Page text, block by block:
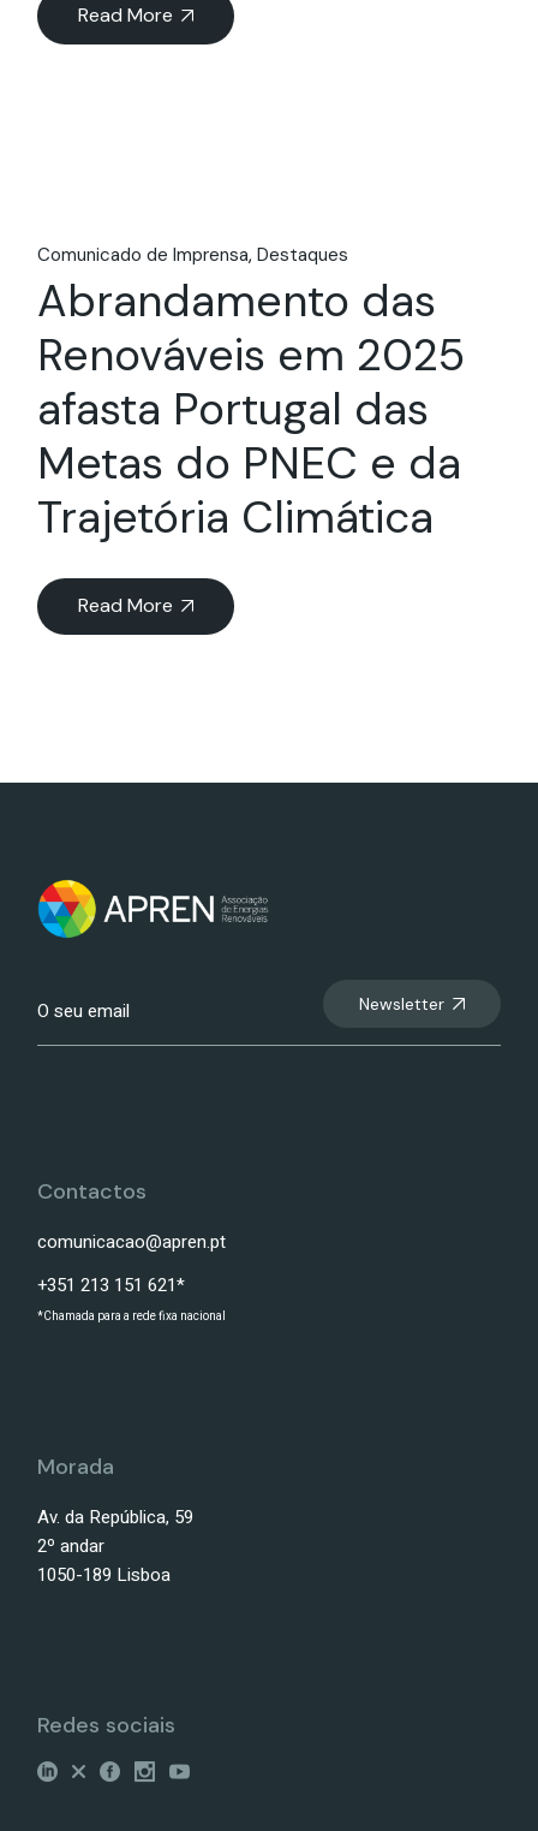
Read More
Comunicado de Imprensa Destaques
Abrandamento das
Renováveis em 2025
afasta Portugal das
Metas do PNEC e da
Trajetória Climática
Read More
Newsletter
Contactos
comunicacao@apren.pt
+351 213 151 621*
*Chamada para a rede fixa nacional
Morada
Av. da República, 59
2º andar
1050-189 Lisboa
Redes sociais